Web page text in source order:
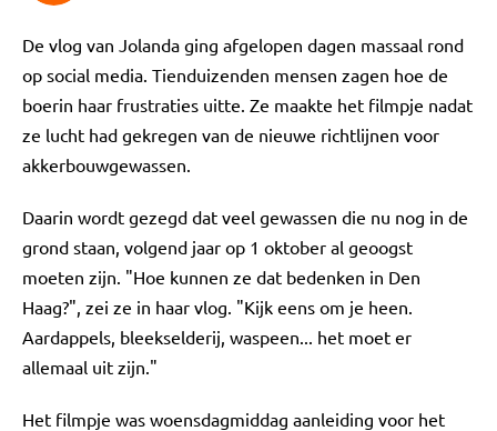
De vlog van Jolanda ging afgelopen dagen massaal rond
op social media. Tienduizenden mensen zagen hoe de
boerin haar frustraties uitte. Ze maakte het filmpje nadat
ze lucht had gekregen van de nieuwe richtlijnen voor
akkerbouwgewassen.
Daarin wordt gezegd dat veel gewassen die nu nog in de
grond staan, volgend jaar op 1 oktober al geoogst
moeten zijn. "Hoe kunnen ze dat bedenken in Den
Haag?", zei ze in haar vlog. "Kijk eens om je heen.
Aardappels, bleekselderij, waspeen... het moet er
allemaal uit zijn."
Het filmpje was woensdagmiddag aanleiding voor het